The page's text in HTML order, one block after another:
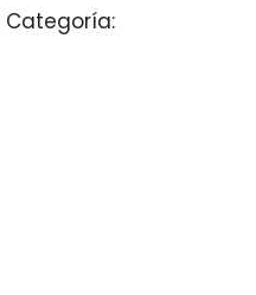
Categoría: